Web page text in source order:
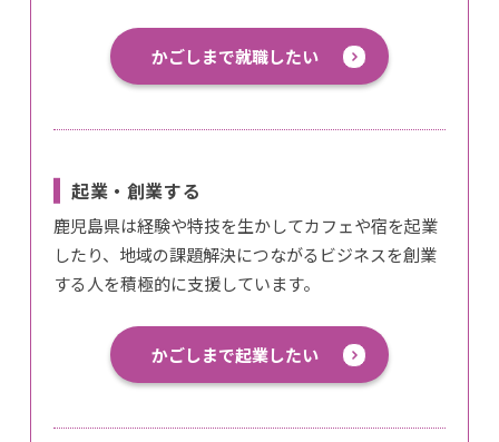
かごしまで就職したい
起業・創業する
鹿児島県は経験や特技を生かしてカフェや宿を起業
したり、地域の課題解決につながるビジネスを創業
する人を積極的に支援しています。
かごしまで起業したい